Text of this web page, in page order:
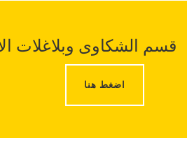
قسم الشكاوى وبلاغلات
اضغط هنا